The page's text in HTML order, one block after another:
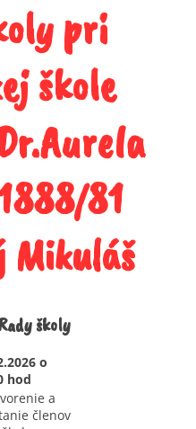
pri
škole
81
Mikuláš
školy
o
hod
a
členov